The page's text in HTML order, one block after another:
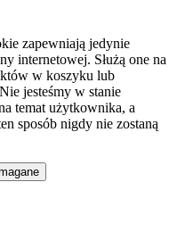
zapewniają jedynie
internetowej. Służą one na
w koszyku lub
jesteśmy w stanie
temat użytkownika, a
sposób nigdy nie zostaną